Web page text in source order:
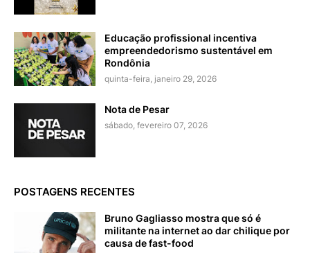
Educação profissional incentiva
empreendedorismo sustentável em
Rondônia
quinta-feira, janeiro 29, 2026
Nota de Pesar
sábado, fevereiro 07, 2026
POSTAGENS RECENTES
Bruno Gagliasso mostra que só é
militante na internet ao dar chilique por
causa de fast-food